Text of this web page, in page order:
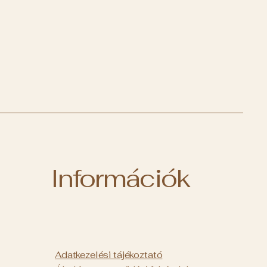
Információk
Adatkezelési tájékoztató